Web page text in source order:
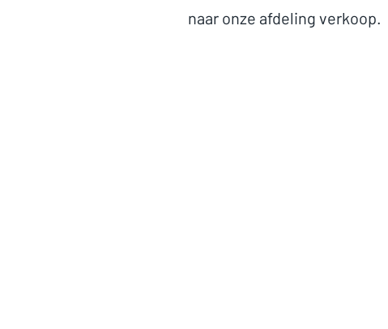
naar onze afdeling verkoop.